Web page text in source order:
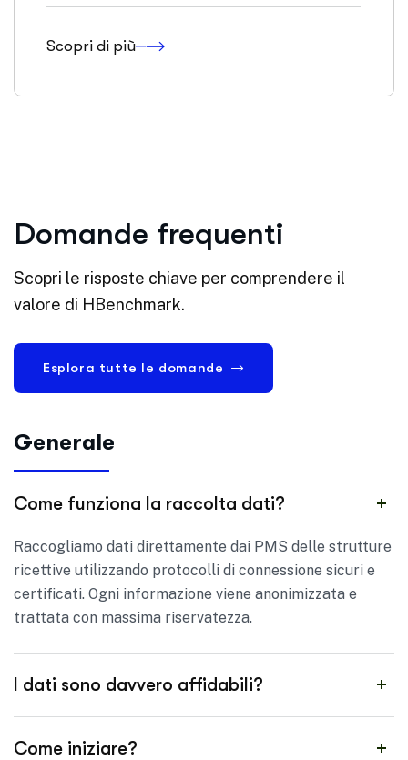
Scopri di più
Domande frequenti
Scopri le risposte chiave per comprendere il
valore di HBenchmark.
Esplora tutte le domande
Generale
Come funziona la raccolta dati?
Raccogliamo dati direttamente dai PMS delle strutture
ricettive utilizzando protocolli di connessione sicuri e
certificati. Ogni informazione viene anonimizzata e
trattata con massima riservatezza.
I dati sono davvero affidabili?
Come iniziare?